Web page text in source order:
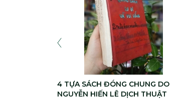
4 TỰA SÁCH ĐÓNG CHUNG DO
NGUYỄN HIẾN LÊ DỊCH THUẬT